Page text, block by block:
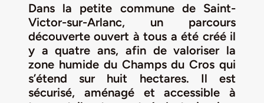
LA ROUTE DES PRODUCTEURS
NOUS CONTACTER
Rechercher:
Dans la petite commune de Saint-
Victor-sur-Arlanc, un parcours
découverte ouvert à tous a été créé il
y a quatre ans, afin de valoriser la
zone humide du Champs du Cros qui
s’étend sur huit hectares. Il est
sécurisé, aménagé et accessible à